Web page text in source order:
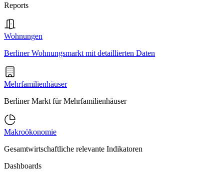
Reports
Wohnungen
Berliner Wohnungsmarkt mit detaillierten Daten
Mehrfamilienhäuser
Berliner Markt für Mehrfamilienhäuser
Makroökonomie
Gesamtwirtschaftliche relevante Indikatoren
Dashboards